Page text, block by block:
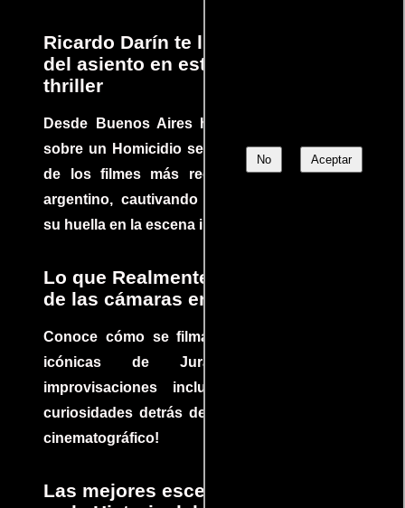
No Aceptar
Ricardo Darín te llevará al borde
del asiento en este increíble
thriller
Desde Buenos Aires hasta el mundo, Tesis
sobre un Homicidio se ha convertido en uno
de los filmes más recomendados del cine
argentino, cautivando audiencias y dejando
su huella en la escena internacional.
Lo que Realmente Sucedió detrás
de las cámaras en Jurassic Park
Conoce cómo se filmaron algunas escenas
icónicas de Jurassic Park, con
improvisaciones incluidas. ¡Descubre las
curiosidades detrás del rodaje de un clásico
cinematográfico!
Las mejores escenas de acción